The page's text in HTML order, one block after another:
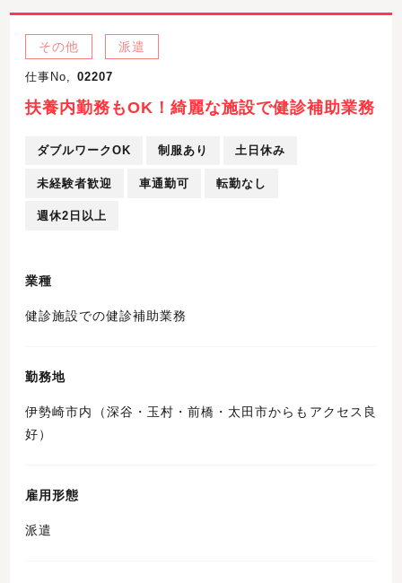
その他 派遣
仕事No, 02207
扶養内勤務もOK！綺麗な施設で健診補助業務
ダブルワークOK 制服あり 土日休み
未経験者歓迎 車通勤可 転勤なし
週休2日以上
業種
健診施設での健診補助業務
勤務地
伊勢崎市内（深谷・玉村・前橋・太田市からもアクセス良
好）
雇用形態
派遣